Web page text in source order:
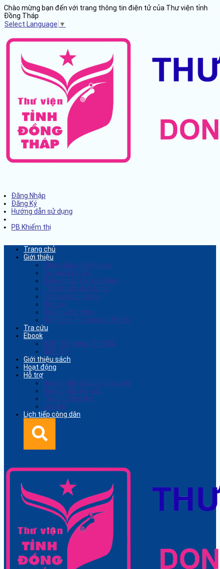
Chào mừng bạn đến với trang thông tin điện tử của Thư viện tỉnh
Đồng Tháp
Select Language ▼
Đăng Nhập
Đăng Ký
Hướng dẫn sử dụng
PB Khiếm thị
Trang chủ
Giới thiệu
Chức năng - Nhiệm vụ
Cơ cấu tổ chức
Điều khoản và Điều kiện
Thành tích đạt được
Lịch sử hình thành
Dịch vụ
Nội quy thư viện
Hệ thống thư viện xã, PĐCS
Tra cứu
Ebook
NXB Tổng hợp TP. HCM
NXB Trẻ
Giới thiệu sách
Hoạt động
Hỗ trợ
Hướng dẫn sử dụng thư viện
Hướng dẫn tra cứu
Thủ tục làm thẻ
Liên hệ
Lịch tiếp công dân